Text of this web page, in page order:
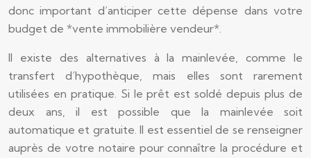
donc important d’anticiper cette dépense dans votre
budget de *vente immobilière vendeur*.
Il existe des alternatives à la mainlevée, comme le
transfert d’hypothèque, mais elles sont rarement
utilisées en pratique. Si le prêt est soldé depuis plus de
deux ans, il est possible que la mainlevée soit
automatique et gratuite. Il est essentiel de se renseigner
auprès de votre notaire pour connaître la procédure et